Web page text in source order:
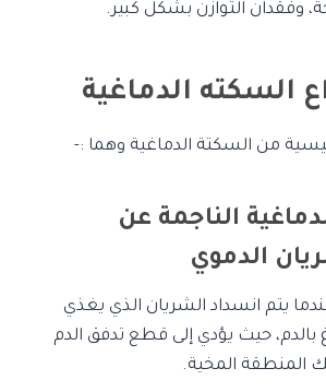
وفقدان التوازن بشكل كبير.
السكته الدماغية
من السكتة الدماغية وهما :-
الناجمة عن
الدموي
يتم انسداد الشريان الذي يغذي
حيث يؤدي إلى قطع تدفق الدم
المنطقة المخية.